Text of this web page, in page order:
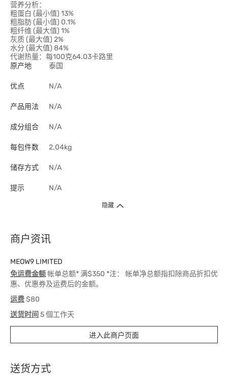
营养分析：
粗蛋白 (最小值) 13%
粗脂肪 (最小值) 0.1%
粗纤维 (最大值) 1%
灰质 (最大值) 2%
水分 (最大值) 84%
代谢热量：每100克64.03卡路里
原产地
泰国
优点 N/A
产品用法 N/A
成分组合 N/A
每包件数 2.04kg
储存方式 N/A
提示 N/A
隐藏
商户资讯
MEOW9 LIMITED
免运费金额帐单总额* 满$350 *注： 帐单净总额指扣除商品折扣优
惠、优惠券及运费后的金额。
运费$80
送货时间 5 個工作天
进入此商户页面
送货方式